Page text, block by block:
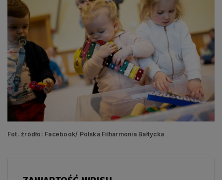
Fot. źródło: Facebook/ Polska Filharmonia Bałtycka